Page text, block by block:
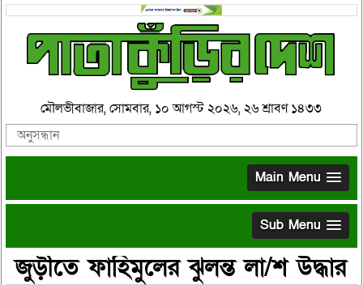
মৌলভীবাজার, সোমবার, ১০ আগস্ট ২০২৬, ২৬ শ্রাবণ ১৪৩৩
Main Menu
Sub Menu
জুড়ীতে ফাহিমুলের ঝুলন্ত লা/শ উদ্ধার